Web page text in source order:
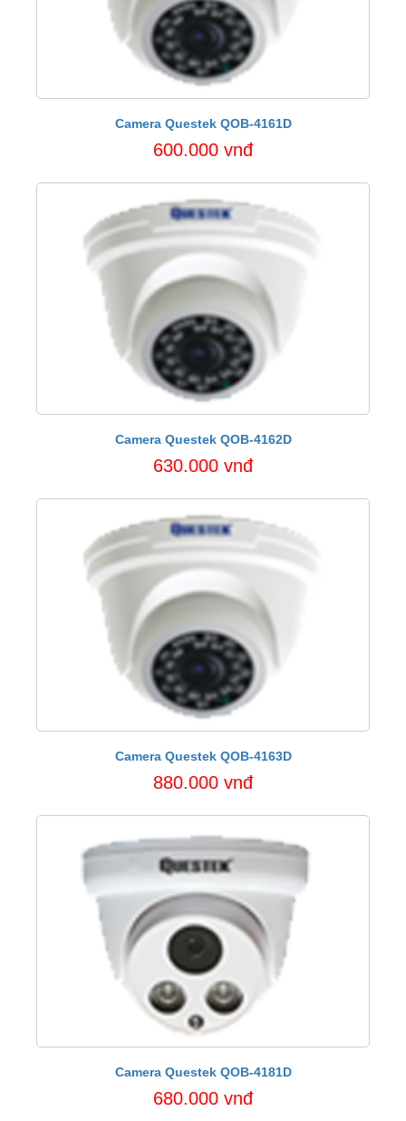
Camera Questek QOB-4161D
600.000 vnđ
Camera Questek QOB-4162D
630.000 vnđ
Camera Questek QOB-4163D
880.000 vnđ
Camera Questek QOB-4181D
680.000 vnđ